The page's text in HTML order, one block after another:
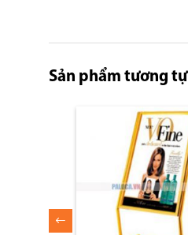
beginning
Sản phẩm tương tự